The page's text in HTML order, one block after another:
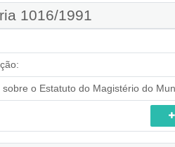
1016/1991
sobre o Estatuto do Magistério do